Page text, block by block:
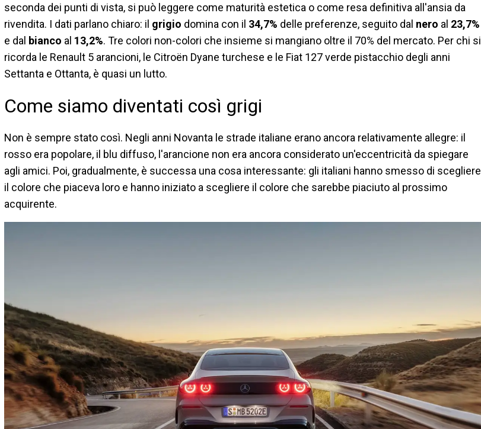
seconda dei punti di vista, si può leggere come maturità estetica o come resa definitiva all'ansia da
rivendita. I dati parlano chiaro: il grigio domina con il 34,7% delle preferenze, seguito dal nero al 23,7%
e dal bianco al 13,2%. Tre colori non-colori che insieme si mangiano oltre il 70% del mercato. Per chi si
ricorda le Renault 5 arancioni, le Citroën Dyane turchese e le Fiat 127 verde pistacchio degli anni
Settanta e Ottanta, è quasi un lutto.
Come siamo diventati così grigi
Non è sempre stato così. Negli anni Novanta le strade italiane erano ancora relativamente allegre: il
rosso era popolare, il blu diffuso, l'arancione non era ancora considerato un'eccentricità da spiegare
agli amici. Poi, gradualmente, è successa una cosa interessante: gli italiani hanno smesso di scegliere
il colore che piaceva loro e hanno iniziato a scegliere il colore che sarebbe piaciuto al prossimo
acquirente.